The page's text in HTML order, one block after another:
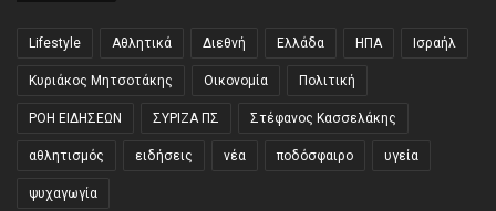
Lifestyle Αθλητικά Διεθνή Ελλάδα ΗΠΑ Ισραήλ
Κυριάκος Μητσοτάκης Οικονομία Πολιτική
ΡΟΗ ΕΙΔΗΣΕΩΝ ΣΥΡΙΖΑ ΠΣ Στέφανος Κασσελάκης
αθλητισμός ειδήσεις νέα ποδόσφαιρο υγεία
ψυχαγωγία